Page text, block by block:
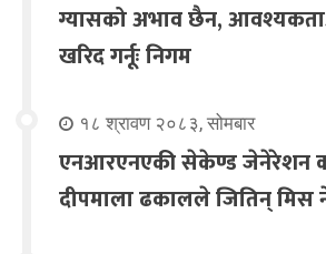
ग्यासको अभाव छैन,
खरिद गर्नूः निगम
१८ श्रावण २०८३, सोमबार
एनआरएनएकी सेकेण्ड जेनेरेशन
दीपमाला ढकालले जितिन् मिस